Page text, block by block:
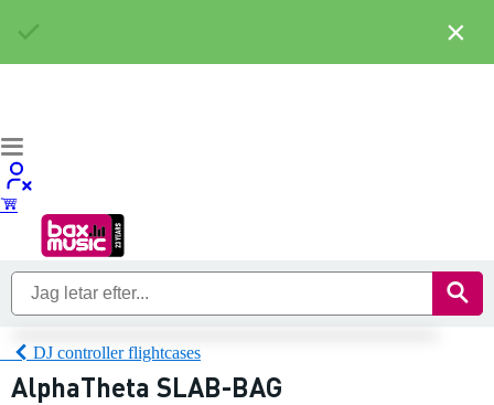
DJ controller flightcases
AlphaTheta SLAB-BAG
×